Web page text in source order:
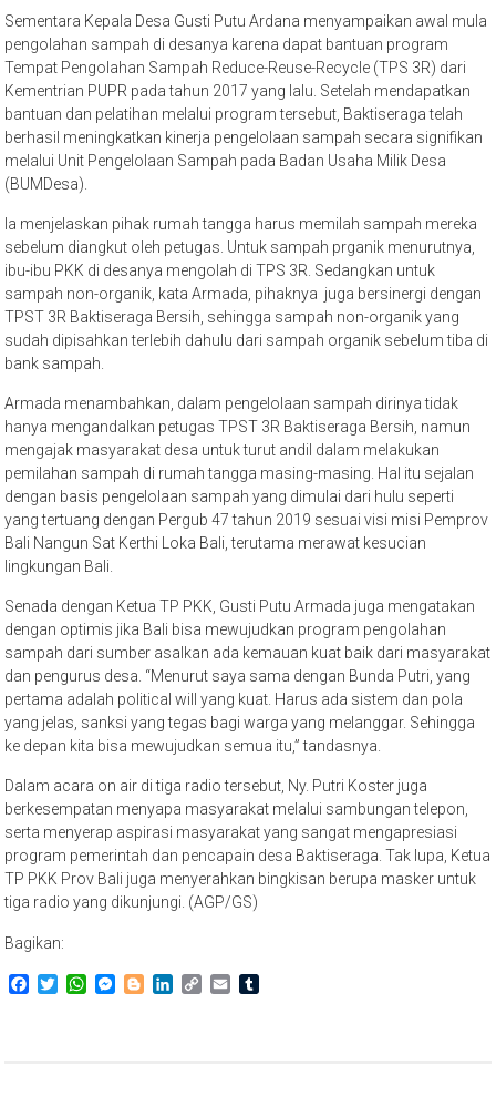
Sementara Kepala Desa Gusti Putu Ardana menyampaikan awal mula
pengolahan sampah di desanya karena dapat bantuan program
Tempat Pengolahan Sampah Reduce-Reuse-Recycle (TPS 3R) dari
Kementrian PUPR pada tahun 2017 yang lalu. Setelah mendapatkan
bantuan dan pelatihan melalui program tersebut, Baktiseraga telah
berhasil meningkatkan kinerja pengelolaan sampah secara signifikan
melalui Unit Pengelolaan Sampah pada Badan Usaha Milik Desa
(BUMDesa).
Ia menjelaskan pihak rumah tangga harus memilah sampah mereka
sebelum diangkut oleh petugas. Untuk sampah prganik menurutnya,
ibu-ibu PKK di desanya mengolah di TPS 3R. Sedangkan untuk
sampah non-organik, kata Armada, pihaknya juga bersinergi dengan
TPST 3R Baktiseraga Bersih, sehingga sampah non-organik yang
sudah dipisahkan terlebih dahulu dari sampah organik sebelum tiba di
bank sampah.
Armada menambahkan, dalam pengelolaan sampah dirinya tidak
hanya mengandalkan petugas TPST 3R Baktiseraga Bersih, namun
mengajak masyarakat desa untuk turut andil dalam melakukan
pemilahan sampah di rumah tangga masing-masing. Hal itu sejalan
dengan basis pengelolaan sampah yang dimulai dari hulu seperti
yang tertuang dengan Pergub 47 tahun 2019 sesuai visi misi Pemprov
Bali Nangun Sat Kerthi Loka Bali, terutama merawat kesucian
lingkungan Bali.
Senada dengan Ketua TP PKK, Gusti Putu Armada juga mengatakan
dengan optimis jika Bali bisa mewujudkan program pengolahan
sampah dari sumber asalkan ada kemauan kuat baik dari masyarakat
dan pengurus desa. “Menurut saya sama dengan Bunda Putri, yang
pertama adalah political will yang kuat. Harus ada sistem dan pola
yang jelas, sanksi yang tegas bagi warga yang melanggar. Sehingga
ke depan kita bisa mewujudkan semua itu,” tandasnya.
Dalam acara on air di tiga radio tersebut, Ny. Putri Koster juga
berkesempatan menyapa masyarakat melalui sambungan telepon,
serta menyerap aspirasi masyarakat yang sangat mengapresiasi
program pemerintah dan pencapain desa Baktiseraga. Tak lupa, Ketua
TP PKK Prov Bali juga menyerahkan bingkisan berupa masker untuk
tiga radio yang dikunjungi. (AGP/GS)
Bagikan:
Facebook
TwitterWhatsApp
Messenger
BloggerLinkedIn
CopyEmail